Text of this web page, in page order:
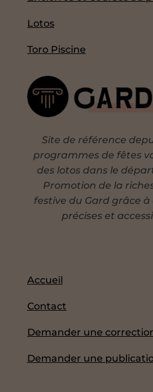
Lotos
Toro Piscine
Site de référence
programmes de fêtes
des lotos dans le
Promotion de la
festive du Gard grâce
précises et
Accueil
Contact
Demander une
Demander une